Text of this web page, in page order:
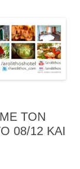
ΤΟΝ
08/12 ΚΑΙ